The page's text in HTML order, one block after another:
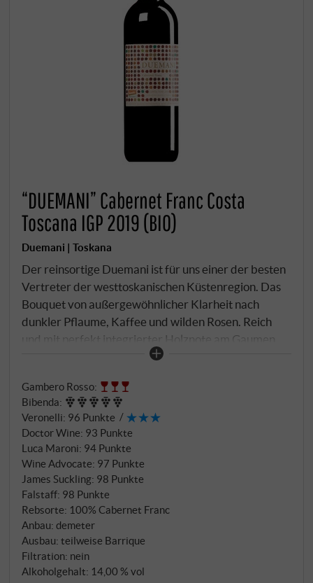
“DUEMANI” Cabernet Franc Costa
Toscana IGP 2019 (BIO)
Duemani | Toskana
Der reinsortige Duemani ist für uns einer der besten
Vertreter der westtoskanischen Küstenregion. Das
Bouquet von außergewöhnlicher Klarheit nach
dunkler Pflaume, Kaffee und wilden Rosen. Reich
und mit perfekt integrierter Holznote am Gaumen,
besonders faszinierend ist seine Struktur und
Gambero Rosso:
Bibenda:
Veronelli: 96 Punkte
Doctor Wine: 93 Punkte
Luca Maroni: 94 Punkte
Wine Advocate: 97 Punkte
James Suckling: 98 Punkte
Falstaff: 98 Punkte
Rebsorte: 100% Cabernet Franc
Anbau: demeter
Ausbau: teilweise Barrique
Filtration: nein
Alkoholgehalt: 14,00 % vol